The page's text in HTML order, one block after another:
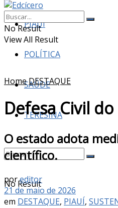
PIAUÍ
POLÍTICA
SAÚDE
TERESINA
No Result
No Result
View All Result
Home DESTAQUE
Defesa Civil
O estado adota
científico.
poreditor
21 de maio de 2026
em DESTAQUE, PIAUÍ,